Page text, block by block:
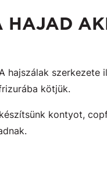
HAJAD
hajszálak szerkezete
kötjük.
kontyot,